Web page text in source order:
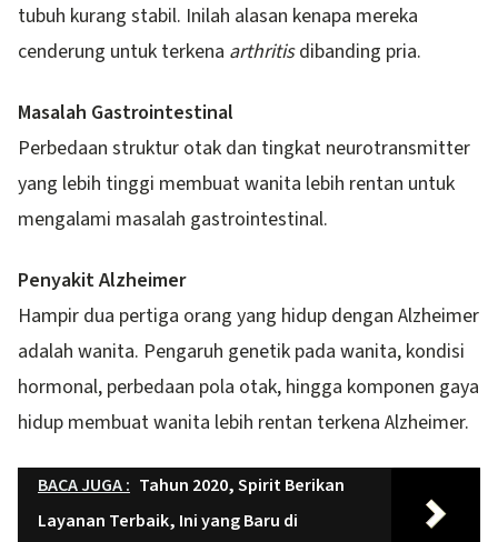
tubuh kurang stabil. Inilah alasan kenapa mereka
cenderung untuk terkena arthritisdibanding pria.
Masalah Gastrointestinal
Perbedaan struktur otak dan tingkat neurotransmitter
yang lebih tinggi membuat wanita lebih rentan untuk
mengalami masalah gastrointestinal.
Penyakit Alzheimer
Hampir dua pertiga orang yang hidup dengan Alzheimer
adalah wanita. Pengaruh genetik pada wanita, kondisi
hormonal, perbedaan pola otak, hingga komponen gaya
hidup membuat wanita lebih rentan terkena Alzheimer.
BACA JUGA : Tahun 2020, Spirit Berikan
Layanan Terbaik, Ini yang Baru di